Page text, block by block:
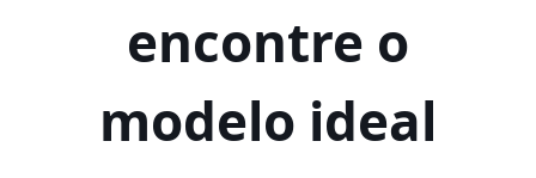
encontre o
modelo ideal